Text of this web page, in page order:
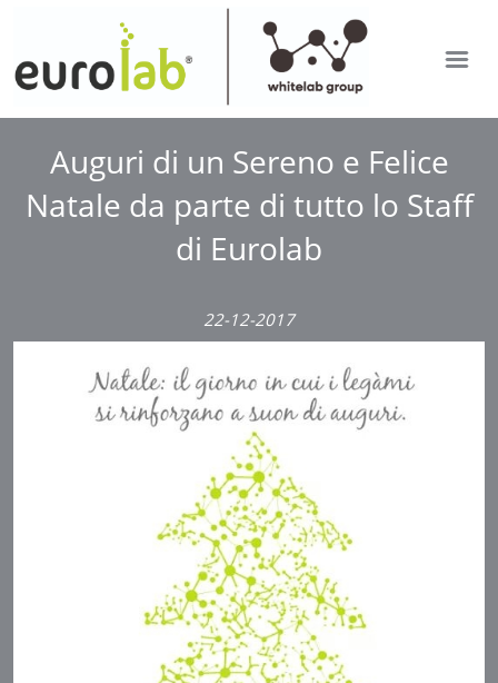
SETTORI DI ANALISI
RDP APP
ULTIME DAL LABORATORIO
EN
Auguri di un Sereno e Felice
Natale da parte di tutto lo Staff
di Eurolab
22-12-2017